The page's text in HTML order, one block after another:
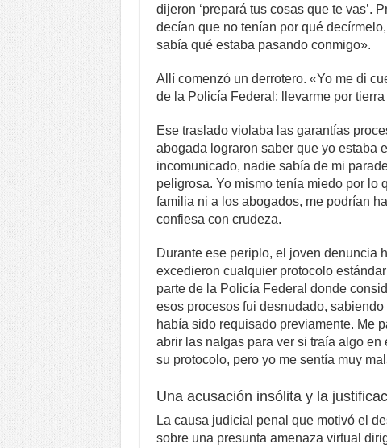
dijeron ‘prepará tus cosas que te vas’.
decían que no tenían por qué
sabía qué estaba pasando conmigo».
Allí comenzó un derrotero. «Yo me di
de la Policía Federal: llevarme por
Ese traslado violaba las garantías
abogada lograron saber que yo estaba
incomunicado, nadie sabía de mi
peligrosa. Yo mismo tenía miedo por lo
familia ni a los abogados, me podrían
confiesa con crudeza.
Durante ese periplo, el joven denuncia
excedieron cualquier protocolo
parte de la Policía Federal donde
esos procesos fui desnudado,
había sido requisado previamente. Me
abrir las nalgas para ver si traía algo
su protocolo, pero yo me sentía muy
Una acusación insólita y la
La causa judicial penal que motivó el
sobre una presunta amenaza virtual